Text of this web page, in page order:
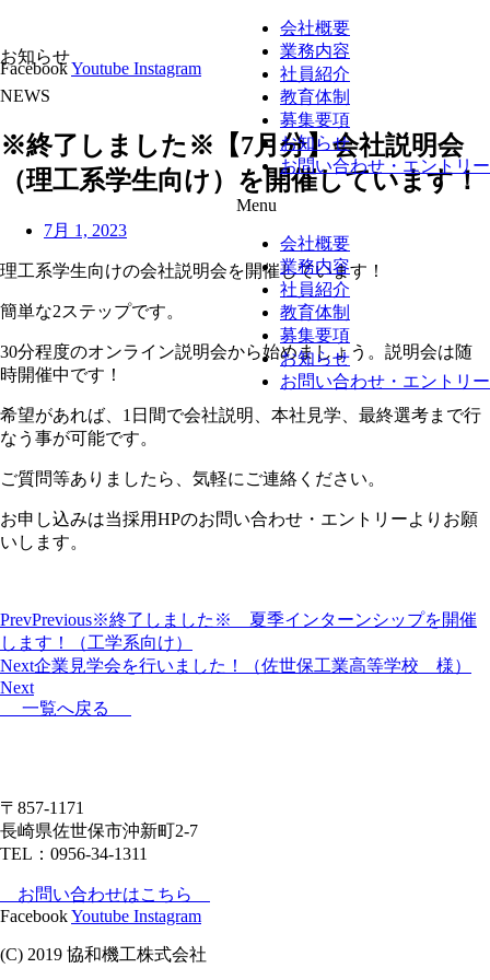
会社概要
業務内容
社員紹介
教育体制
募集要項
お知らせ
お問い合わせ・エントリー
Menu
会社概要
業務内容
社員紹介
教育体制
募集要項
お知らせ
お問い合わせ・エントリー
FacebookYoutube Instagram
お知らせ
NEWS
※終了しました※【7月分】会社説明会
（理工系学生向け）を開催しています！
7月 1, 2023
理工系学生向けの会社説明会を開催しています！
簡単な2ステップです。
30分程度のオンライン説明会から始めましょう。説明会は随
時開催中です！
希望があれば、1日間で会社説明、本社見学、最終選考まで行
なう事が可能です。
ご質問等ありましたら、気軽にご連絡ください。
お申し込みは当採用HPのお問い合わせ・エントリーよりお願
いします。
PrevPrevious※終了しました※ 夏季インターンシップを開催
します！（工学系向け）
Next企業見学会を行いました！（佐世保工業高等学校 様）
Next
一覧へ戻る
〒857-1171
長崎県佐世保市沖新町2-7
TEL：0956-34-1311
お問い合わせはこちら
FacebookYoutube Instagram
(C) 2019 協和機工株式会社